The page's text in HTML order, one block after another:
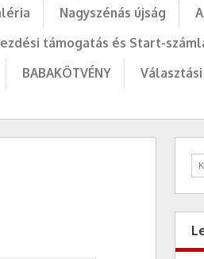
Nagyszénás újság
támogatás és Start-
BABAKÖTVÉNY